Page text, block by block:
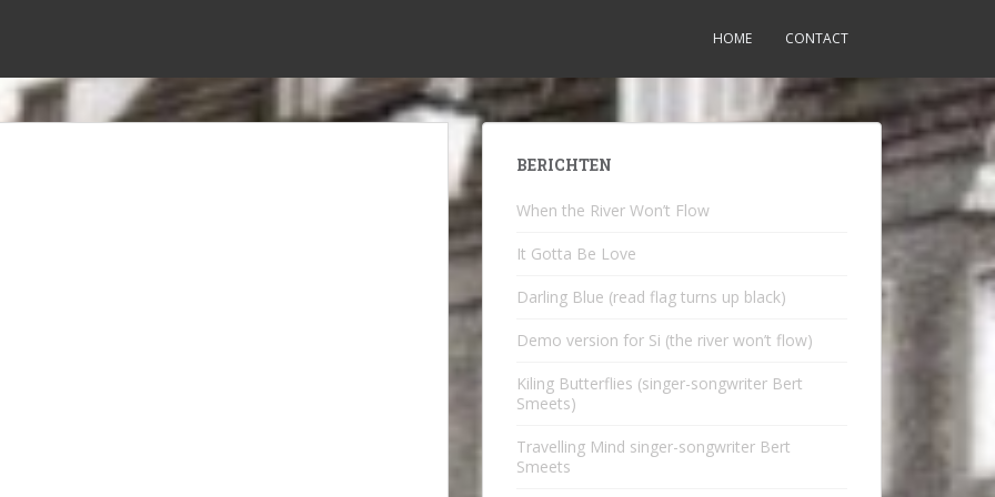
HOME CONTACT
BERICHTEN
When the River Won’t Flow
It Gotta Be Love
Darling Blue (read flag turns up black)
Demo version for Si (the river won’t flow)
Kiling Butterflies (singer-songwriter Bert
Smeets)
Travelling Mind singer-songwriter Bert
Smeets